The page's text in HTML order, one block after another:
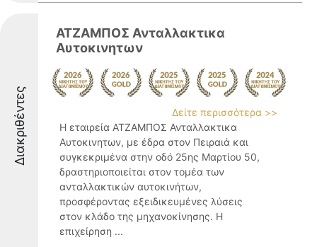
Διακριθέντες
ΑΤΖΑΜΠΟΣ Ανταλλακτικα
Αυτοκινητων
Δείτε περισσότερα >>
Η εταιρεία ΑΤΖΑΜΠΟΣ Ανταλλακτικα
Αυτοκινητων, με έδρα στον Πειραιά και
συγκεκριμένα στην οδό 25ης Μαρτίου 50,
δραστηριοποιείται στον τομέα των
ανταλλακτικών αυτοκινήτων,
προσφέροντας εξειδικευμένες λύσεις
στον κλάδο της μηχανοκίνησης. Η
επιχείρηση ...